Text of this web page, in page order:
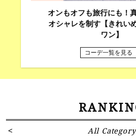
オンもオフも旅行にも！
オシャレを制す【きれい
ワン】
コーデ一覧を見る
All Category